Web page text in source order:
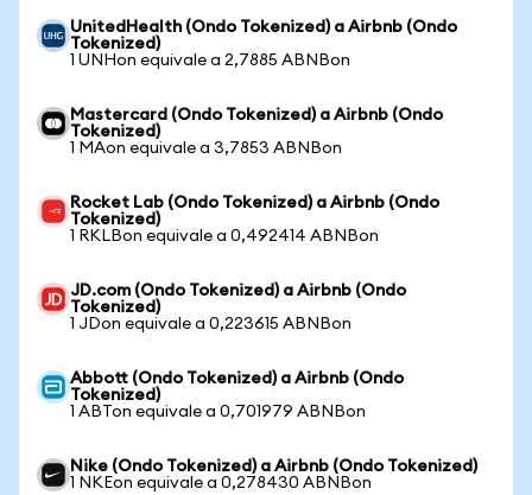
UnitedHealth (Ondo Tokenized) a Airbnb (Ondo
Tokenized)
1 UNHon equivale a 2,7885 ABNBon
Mastercard (Ondo Tokenized) a Airbnb (Ondo
Tokenized)
1 MAon equivale a 3,7853 ABNBon
Rocket Lab (Ondo Tokenized) a Airbnb (Ondo
Tokenized)
1 RKLBon equivale a 0,492414 ABNBon
JD.com (Ondo Tokenized) a Airbnb (Ondo
Tokenized)
1 JDon equivale a 0,223615 ABNBon
Abbott (Ondo Tokenized) a Airbnb (Ondo
Tokenized)
1 ABTon equivale a 0,701979 ABNBon
Nike (Ondo Tokenized) a Airbnb (Ondo Tokenized)
1 NKEon equivale a 0,278430 ABNBon